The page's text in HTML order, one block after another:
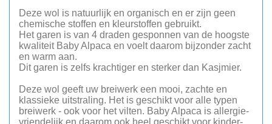
Deze wol is natuurlijk en organisch en er zijn geen
chemische stoffen en kleurstoffen gebruikt.
Het garen is van 4 draden gesponnen van de hoogste
kwaliteit Baby Alpaca en voelt daarom bijzonder zacht
en warm aan.
Dit garen is zelfs krachtiger en sterker dan Kasjmier.
Deze wol geeft uw breiwerk een mooi, zachte en
klassieke uitstraling. Het is geschikt voor alle typen
breiwerk - ook voor het vilten. Baby Alpaca is allergie-